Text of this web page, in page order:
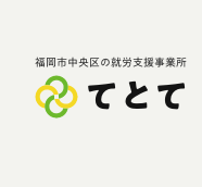
福岡市中央区の就労支援事業所
てとて